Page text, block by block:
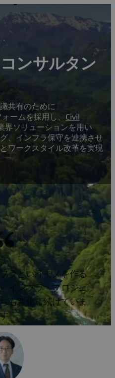
ンサルタン
共有のために
ォームを採用し、 Civil
界ソリューションを用い
、インフラ保守を連携させ
ワークスタイル改革を実現
ラというモノを作る
インフラ・プロジェ
も進化し続けていま
す